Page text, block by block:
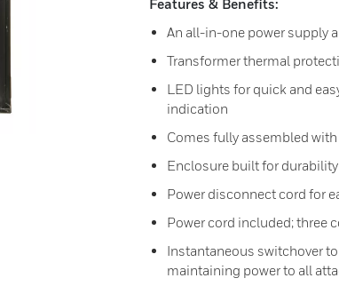
Features & Benefits:
An all-in-one power supply
Transformer thermal
LED lights for quick and
indication
Comes fully assembled
Enclosure built for
Power disconnect cord for
Power cord included; three
Instantaneous switchover
maintaining power to all